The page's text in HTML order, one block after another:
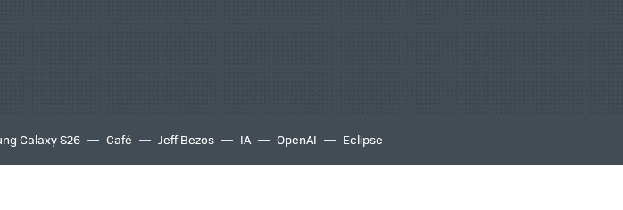
Galaxy S26 Café Jeff Bezos IA OpenAI Eclipse